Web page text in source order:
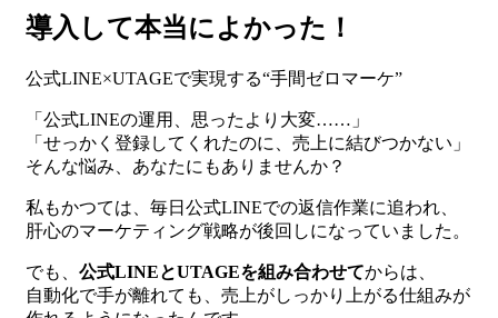
導入して本当によかった！
公式LINE×UTAGEで実現する“手間ゼロマーケ”
「公式LINEの運用、思ったより大変……」
「せっかく登録してくれたのに、売上に結びつかない」
そんな悩み、あなたにもありませんか？
私もかつては、毎日公式LINEでの返信作業に追われ、
肝心のマーケティング戦略が後回しになっていました。
でも、 公式LINEとUTAGEを組み合わせてからは、
自動化で手が離れても、売上がしっかり上がる仕組みが